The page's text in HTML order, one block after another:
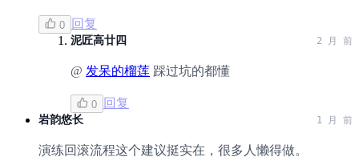
0 回复
泥匠高廿四 2 月 前
@ 发呆的榴莲 踩过坑的都懂
0 回复
岩韵悠长 1 月 前
演练回滚流程这个建议挺实在，很多人懒得做。